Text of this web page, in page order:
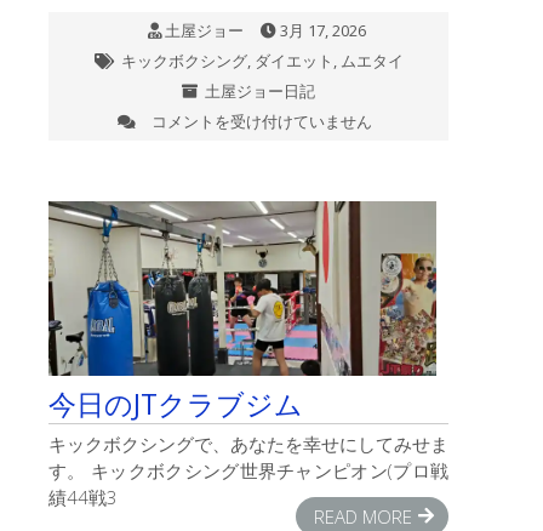
ン
グ
SAMURAI
戦
5th：
2026
年
3
月
（日）
開
場
17:00
開
土屋ジョー
3月 17, 2026
キックボクシング, ダイエット , ムエタイ
土屋ジョー日記
今
ク
ラ
ブ
ジ
ム
コメントを受け付けていません
今日のJTクラブジム
キックボクシングで、あなたを幸せにしてみせま
す。 キックボクシング世界チャンピオン(プロ戦
績44戦3
READ MORE